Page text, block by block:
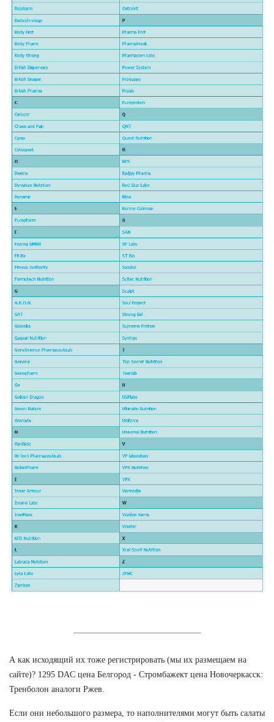
А как исходящий их тоже регистрировать (мы их размещаем на
сайте)? 1295 DAC цена Белгород - Стромбажект цена Новочеркасск:
Тренболон аналоги Ржев.
Если они небольшого размера, то наполнителями могут быть салаты